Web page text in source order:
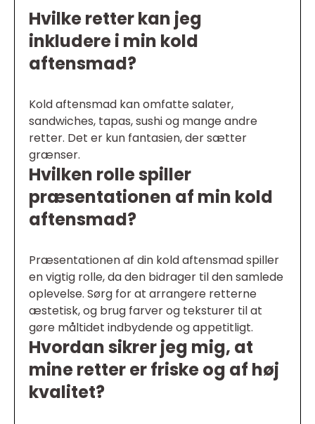
Hvilke retter kan jeg
inkludere i min kold
aftensmad?
Kold aftensmad kan omfatte salater,
sandwiches, tapas, sushi og mange andre
retter. Det er kun fantasien, der sætter
grænser.
Hvilken rolle spiller
præsentationen af min kold
aftensmad?
Præsentationen af din kold aftensmad spiller
en vigtig rolle, da den bidrager til den samlede
oplevelse. Sørg for at arrangere retterne
æstetisk, og brug farver og teksturer til at
gøre måltidet indbydende og appetitligt.
Hvordan sikrer jeg mig, at
mine retter er friske og af høj
kvalitet?